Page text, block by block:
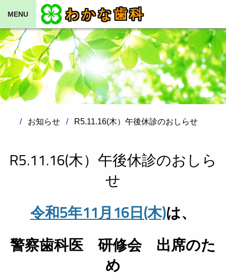
MENU わかな歯科
お知らせ R5.11.16(木）午後休診のおしらせ
R5.11.16(木）午後休診のおしら
せ
令和5年11月16日(木)は、
警察歯科医 研修会 出席のた
め